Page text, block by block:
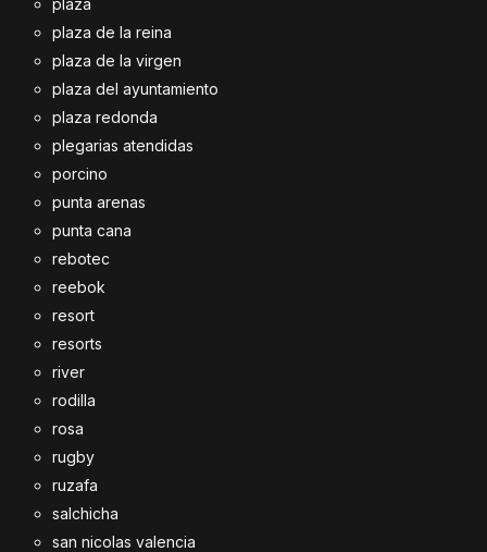
plaza
plaza de la reina
plaza de la virgen
plaza del ayuntamiento
plaza redonda
plegarias atendidas
porcino
punta arenas
punta cana
rebotec
reebok
resort
resorts
river
rodilla
rosa
rugby
ruzafa
salchicha
san nicolas valencia